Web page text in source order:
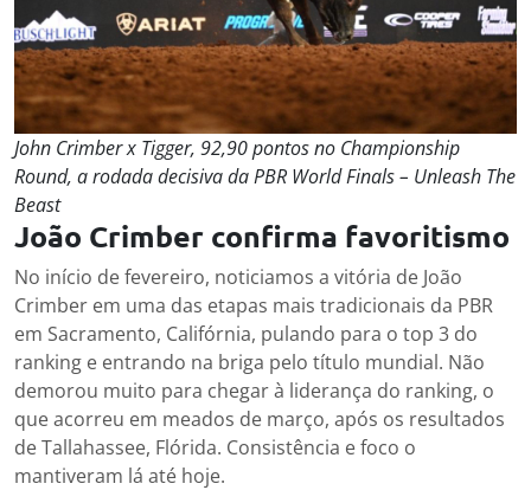
John Crimber x Tigger, 92,90 pontos no Championship
Round, a rodada decisiva da PBR World Finals – Unleash The
Beast
João Crimber confirma favoritismo
No início de fevereiro, noticiamos a vitória de João
Crimber em uma das etapas mais tradicionais da PBR
em Sacramento, Califórnia, pulando para o top 3 do
ranking e entrando na briga pelo título mundial. Não
demorou muito para chegar à liderança do ranking, o
que acorreu em meados de março, após os resultados
de Tallahassee, Flórida. Consistência e foco o
mantiveram lá até hoje.